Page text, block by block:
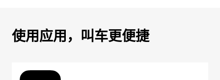
使用应用，叫车更便捷